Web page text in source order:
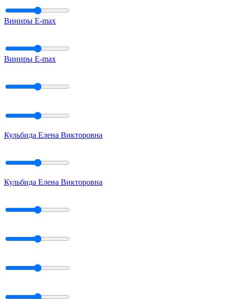
Виниры E-max
Виниры E-max
Кульбида Елена Викторовна
Кульбида Елена Викторовна